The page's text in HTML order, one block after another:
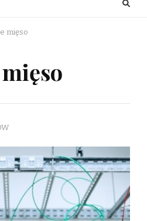
mięso